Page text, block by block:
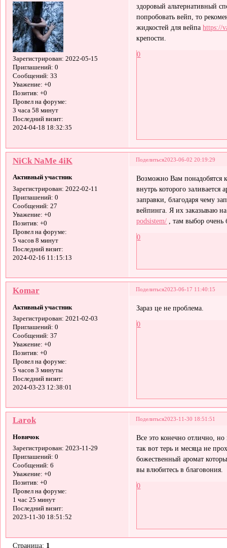
Зарегистрирован: 2022-05-15
Приглашений: 0
Сообщений: 33
Уважение: +0
Позитив: +0
Провел на форуме:
3 часа 58 минут
Последний визит:
2024-04-18 18:32:35
здоровый альтернативный
попробовать вейп, то
жидкостей для вейпаhttps://
крепости.
0
Поделиться2023-06-02 20:19:29
NiCk NaMe 4iK
Активный участник
Зарегистрирован: 2022-02-11
Приглашений: 0
Сообщений: 27
Уважение: +0
Позитив: +0
Провел на форуме:
5 часов 8 минут
Последний визит:
2024-02-16 11:15:13
Возможно Вам понадобятся
внутрь которого заливается
заправки, благодаря чему
вейпинга. Я их заказываю
podsistem/ , там выбор
0
Поделиться2023-06-17 11:40:15
Komar
Активный участник
Зарегистрирован: 2021-02-03
Приглашений: 0
Сообщений: 37
Уважение: +0
Позитив: +0
Провел на форуме:
5 часов 3 минуты
Последний визит:
2024-03-23 12:38:01
Зараз це не проблема.
0
Поделиться2023-11-30 18:51:51
Larok
Новичок
Зарегистрирован: 2023-11-29
Приглашений: 0
Сообщений: 6
Уважение: +0
Позитив: +0
Провел на форуме:
1 час 25 минут
Последний визит:
2023-11-30 18:51:52
Все это конечно отлично,
так вот терь и месяца не
божественный аромат
вы влюбитесь в благовония.
0
Страница: 1